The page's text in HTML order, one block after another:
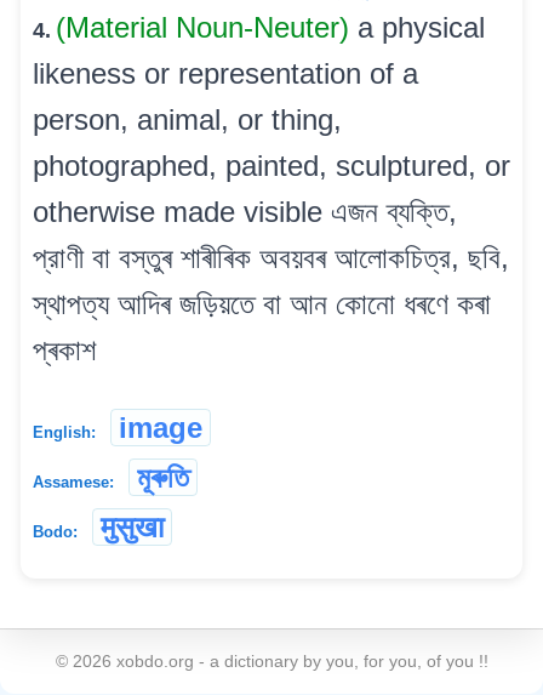
4. (Material Noun-Neuter) a physical
likeness or representation of a
person, animal, or thing,
photographed, painted, sculptured, or
otherwise made visible এজন ব্যক্তি,
প্রাণী বা বস্তুৰ শাৰীৰিক অবয়বৰ আলোকচিত্র, ছবি,
স্থাপত্য আদিৰ জড়িয়তে বা আন কোনো ধৰণে কৰা
প্ৰকাশ
English: image
Assamese: মূৰুতি
Bodo: मुसुखा
© 2026 xobdo.org - a dictionary by you, for you, of you !!